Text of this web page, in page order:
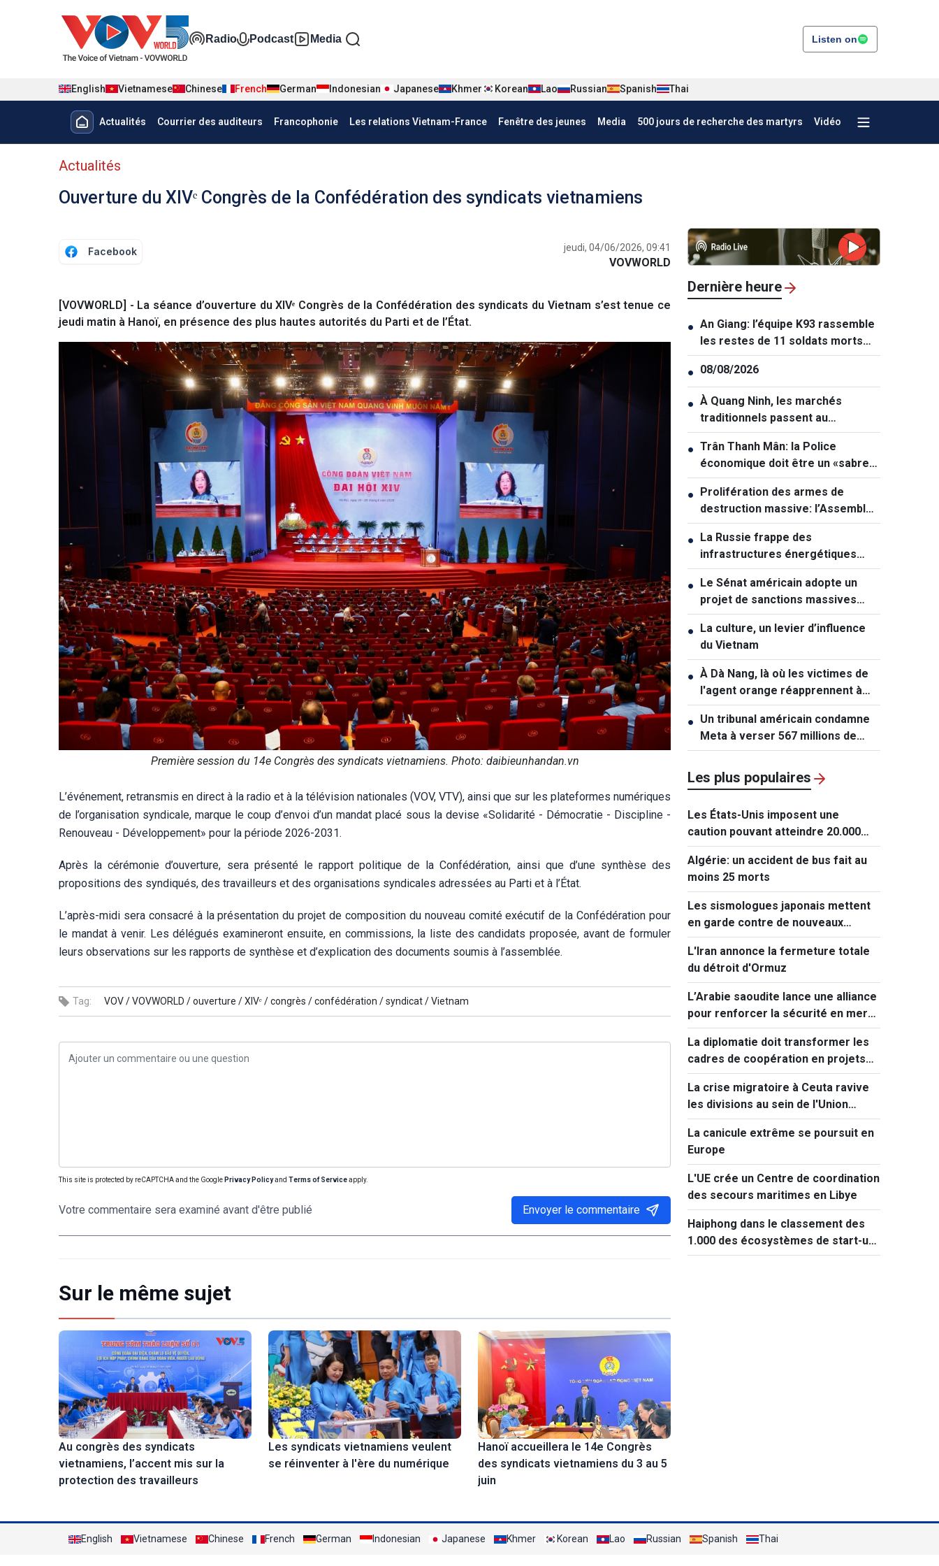
Đa phương tiện tiếng Pháp
Radio Podcast Media Listen on
English Vietnamese Chinese French German Indonesian Japanese Khmer Korean Lao Russian Spanish Thai
Menu trang chủ tiếng Pháp
Actualités Courrier des auditeurs Francophonie Les relations Vietnam-France Fenêtre des jeunes Media 500 jours de recherche des martyrs Vidéo
menu phụ tiếng Pháp
Actualités
Ouverture du XIVᵉ Congrès de la Confédération des syndicats vietnamiens
Facebook jeudi, 04/06/2026, 09:41
VOVWORLD
[VOVWORLD] - La séance d’ouverture du XIVᵉ Congrès de la Confédération des syndicats du Vietnam s’est tenue ce
jeudi matin à Hanoï, en présence des plus hautes autorités du Parti et de l’État.
Première session du 14e Congrès des syndicats vietnamiens. Photo: daibieunhandan.vn
L’événement, retransmis en direct à la radio et à la télévision nationales (VOV, VTV), ainsi que sur les plateformes numériques
de l’organisation syndicale, marque le coup d’envoi d’un mandat placé sous la devise «Solidarité - Démocratie - Discipline -
Renouveau - Développement» pour la période 2026-2031.
Après la cérémonie d’ouverture, sera présenté le rapport politique de la Confédération, ainsi que d’une synthèse des
propositions des syndiqués, des travailleurs et des organisations syndicales adressées au Parti et à l’État.
L’après-midi sera consacré à la présentation du projet de composition du nouveau comité exécutif de la Confédération pour
le mandat à venir. Les délégués examineront ensuite, en commissions, la liste des candidats proposée, avant de formuler
leurs observations sur les rapports de synthèse et d’explication des documents soumis à l’assemblée.
Tag: VOV /VOVWORLD /ouverture /XIVᵉ /congrès /confédération /syndicat /Vietnam
This site is protected by reCAPTCHA and the Google Privacy Policyand Terms of Serviceapply.
Votre commentaire sera examiné avant d'être publié Envoyer le commentaire
Sur le même sujet
Au congrès des syndicats
vietnamiens, l’accent mis sur la
protection des travailleurs
Les syndicats vietnamiens veulent
se réinventer à l'ère du numérique
Hanoï accueillera le 14e Congrès
des syndicats vietnamiens du 3 au 5
juin
Dernière heure
● An Giang: l’équipe K93 rassemble
les restes de 11 soldats morts
pour la Patrie
● 08/08/2026
● À Quang Ninh, les marchés
traditionnels passent au
numérique
● Trân Thanh Mân: la Police
économique doit être un «sabre
tranchant» dans la lutte contre la
criminalité
● Prolifération des armes de
destruction massive: l’Assemblée
nationale veut renforcer la
prévention
● La Russie frappe des
infrastructures énergétiques
vitales de l'Ukraine
● Le Sénat américain adopte un
projet de sanctions massives
contre la Russie
● La culture, un levier d’influence
du Vietnam
● À Dà Nang, là où les victimes de
l'agent orange réapprennent à
vivre
● Un tribunal américain condamne
Meta à verser 567 millions de
dollars dans une affaire
impliquant des mineurs
Les plus populaires
Les États-Unis imposent une
caution pouvant atteindre 20.000
dollars pour les demandes de visa
de ressortissants de 50 pays
Algérie: un accident de bus fait au
moins 25 morts
Les sismologues japonais mettent
en garde contre de nouveaux
séismes majeurs après celui de
Kumamoto
L'Iran annonce la fermeture totale
du détroit d'Ormuz
L’Arabie saoudite lance une alliance
pour renforcer la sécurité en mer
Rouge
La diplomatie doit transformer les
cadres de coopération en projets
concrets
La crise migratoire à Ceuta ravive
les divisions au sein de l'Union
européenne
La canicule extrême se poursuit en
Europe
L'UE crée un Centre de coordination
des secours maritimes en Libye
Haiphong dans le classement des
1.000 des écosystèmes de start-up
innovantes les plus performants au
English Vietnamese Chinese French German Indonesian Japanese Khmer Korean Lao Russian Spanish Thai